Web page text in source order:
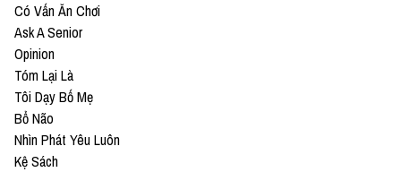
Có Vấn Ăn Chơi
Ask A Senior
Opinion
Tóm Lại Là
Tôi Dạy Bố Mẹ
Bổ Não
Nhìn Phát Yêu Luôn
Kệ Sách